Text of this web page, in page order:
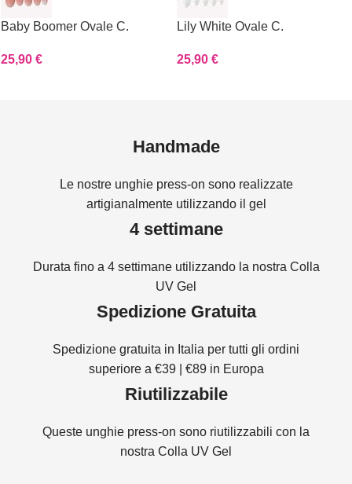
Baby Boomer Ovale C.
25,90 €
Lily White Ovale C.
25,90 €
Handmade
Le nostre unghie press-on sono realizzate
artigianalmente utilizzando il gel
4 settimane
Durata fino a 4 settimane utilizzando la nostra Colla
UV Gel
Spedizione Gratuita
Spedizione gratuita in Italia per tutti gli ordini
superiore a €39 | €89 in Europa
Riutilizzabile
Queste unghie press-on sono riutilizzabili con la
nostra Colla UV Gel